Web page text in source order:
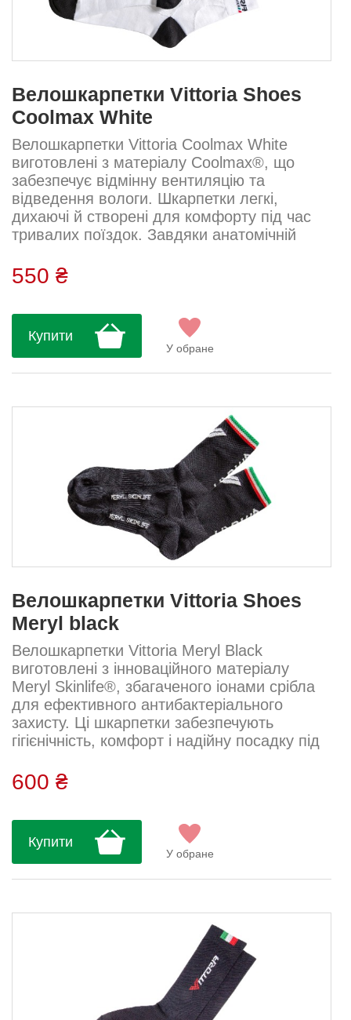
Велошкарпетки Vittoria Shoes
Coolmax White
Велошкарпетки Vittoria Coolmax White
виготовлені з матеріалу Coolmax®, що
забезпечує відмінну вентиляцію та
відведення вологи. Шкарпетки легкі,
дихаючі й створені для комфорту під час
тривалих поїздок. Завдяки анатомічній
запобігають натиранню....
550 ₴
Купити
У обране
Велошкарпетки Vittoria Shoes
Meryl black
Велошкарпетки Vittoria Meryl Black
виготовлені з інноваційного матеріалу
Meryl Skinlife®, збагаченого іонами срібла
для ефективного антибактеріального
захисту. Ці шкарпетки забезпечують
гігієнічність, комфорт і надійну посадку під
тривалого використання....
600 ₴
Купити
У обране